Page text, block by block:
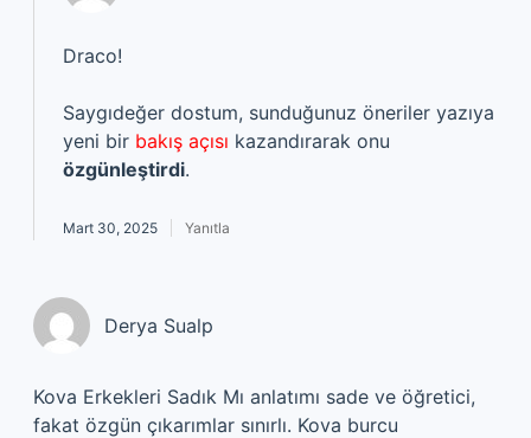
Draco!
Saygıdeğer dostum, sunduğunuz öneriler yazıya
yeni bir bakış açısı kazandırarak onu
özgünleştirdi.
Mart 30, 2025 Yanıtla
Derya Sualp
Kova Erkekleri Sadık Mı anlatımı sade ve öğretici,
fakat özgün çıkarımlar sınırlı. Kova burcu